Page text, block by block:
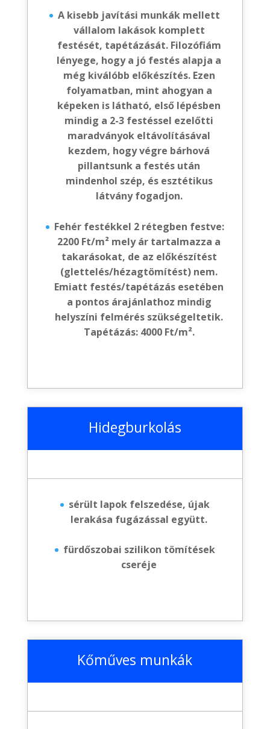
A kisebb javítási munkák mellett
vállalom lakások komplett
festését, tapétázását. Filozófiám
lényege, hogy a jó festés alapja a
még kiválóbb előkészítés. Ezen
folyamatban, mint ahogyan a
képeken is látható, első lépésben
mindig a 2-3 festéssel ezelőtti
maradványok eltávolításával
kezdem, hogy végre bárhová
pillantsunk a festés után
mindenhol szép, és esztétikus
látvány fogadjon.
Fehér festékkel 2 rétegben festve:
2200 Ft/m² mely ár tartalmazza a
takarásokat, de az előkészítést
(glettelés/hézagtömítést) nem.
Emiatt festés/tapétázás esetében
a pontos árajánlathoz mindig
helyszíni felmérés szükségeltetik.
Tapétázás: 4000 Ft/m².
Hidegburkolás
sérült lapok felszedése, újak
lerakása fugázással együtt.
fürdőszobai szilikon tömítések
cseréje
Kőműves munkák